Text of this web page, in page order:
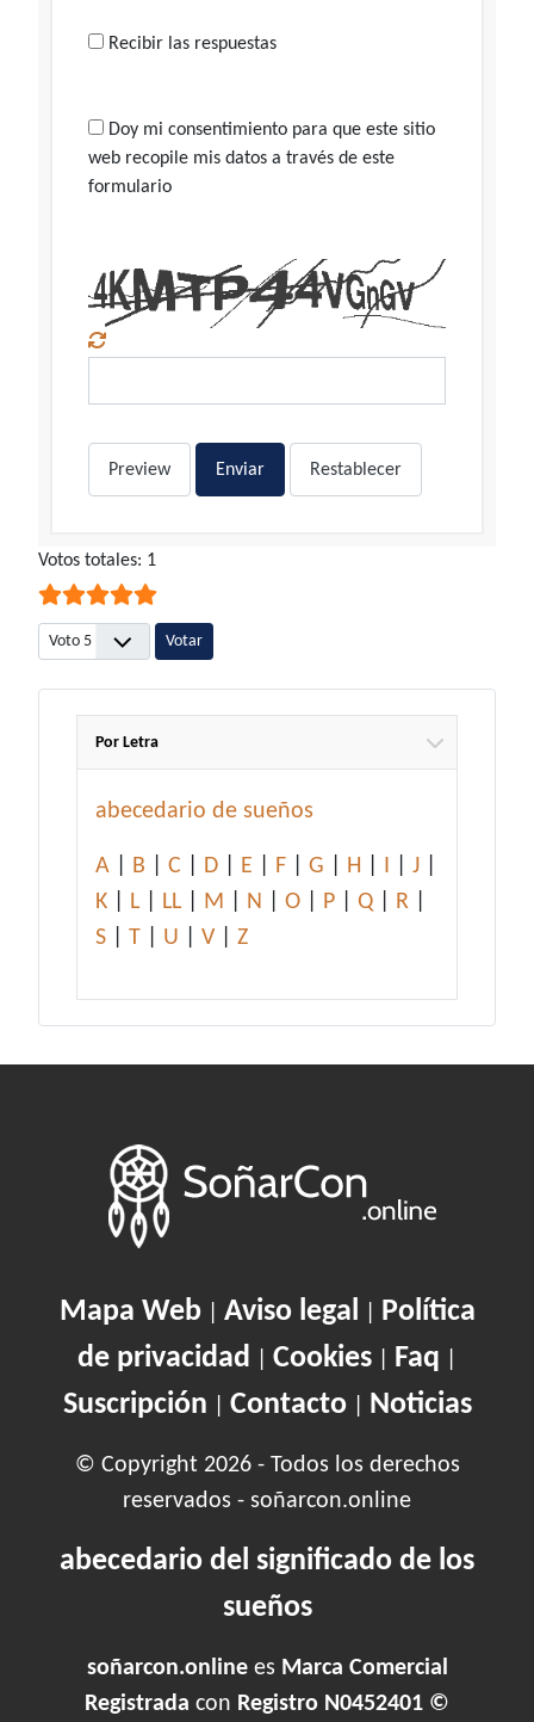
Recibir las respuestas
Doy mi consentimiento para que este sitio
web recopile mis datos a través de este
formulario
Preview Enviar Restablecer
Ratio:5/5
Votos totales: 1
Por favor, vote
Por Letra
abecedario de sueños
A B C D E F G H I J
K
L LL M N O P Q R
S
T U V Z
Mapa Web| Aviso legal
Política
de privacidad
Cookies Faq
Suscripción Contacto| Noticias
© Copyright 2026 - Todos los derechos
reservados - soñarcon.online
abecedario del significado de los
sueños
soñarcon.onlinees Marca Comercial
Registrada con Registro N0452401 ©